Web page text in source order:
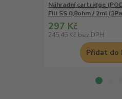
Náhradní cartridge
Fill SS 0,8ohm / 2ml
297 Kč
245,45 Kč bez DPH
Přidat do